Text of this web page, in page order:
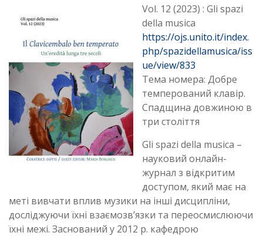
Vol. 12 (2023) : Gli spazi
della musica
https://ojs.unito.it/index.
php/spazidellamusica/iss
ue/view/833
Тема номера: Добре
темперований клавір.
Спадщина довжиною в
три століття
Gli spazi della musica –
науковий онлайн-
журнал з відкритим
доступом, який має на
меті вивчати вплив музики на інші дисципліни,
досліджуючи їхні взаємозв’язки та переосмислюючи
їхні межі. Заснований у 2012 р. кафедрою